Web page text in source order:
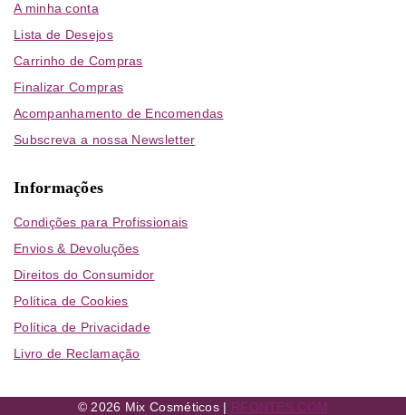
A minha conta
Lista de Desejos
Carrinho de Compras
Finalizar Compras
Acompanhamento de Encomendas
Subscreva a nossa Newsletter
Informações
Condições para Profissionais
Envios & Devoluções
Direitos do Consumidor
Política de Cookies
Política de Privacidade
Livro de Reclamação
© 2026 Mix Cosméticos | RFONTES.COM